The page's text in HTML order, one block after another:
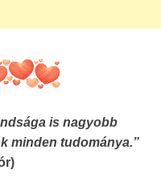
is nagyobb
minden tudománya.”